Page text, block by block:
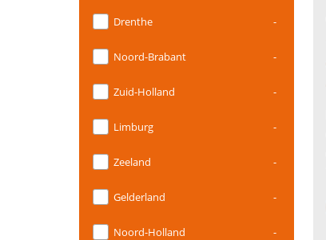
Drenthe -
Noord-Brabant -
Zuid-Holland -
Limburg -
Zeeland -
Gelderland -
Noord-Holland -